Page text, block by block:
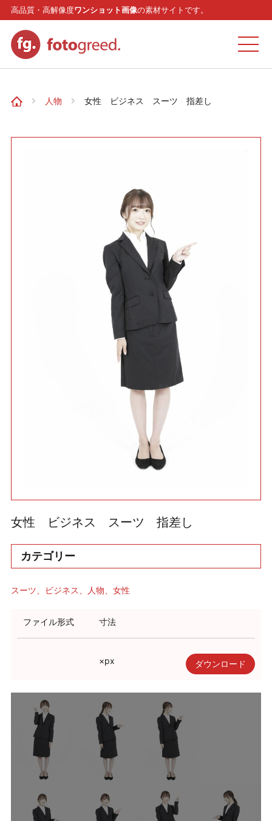
高品質・高解像度ワンショット画像の素材サイトです。
人物 女性 ビジネス スーツ 指差し
女性 ビジネス スーツ 指差し
カテゴリー
スーツ ビジネス 人物 女性
ファイル形式 寸法
×px ダウンロード